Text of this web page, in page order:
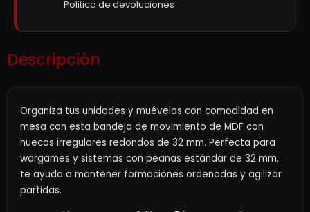
Politica de devoluciones
Descripción
Organiza tus unidades y muévelas con comodidad en
mesa con esta bandeja de movimiento de MDF con
huecos irregulares redondos de 32 mm. Perfecta para
wargames y sistemas con peanas estándar de 32 mm,
te ayuda a mantener formaciones ordenadas y agilizar
partidas.